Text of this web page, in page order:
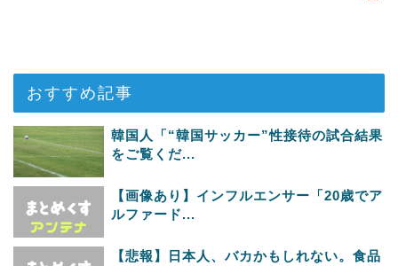
おすすめ記事
韓国人「“韓国サッカー”性接待の試合結果
をご覧くだ...
【画像あり】インフルエンサー「20歳でア
ルファード...
【悲報】日本人、バカかもしれない。食品